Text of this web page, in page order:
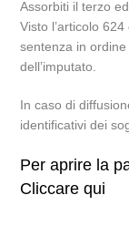
Assorbiti il terzo
Visto l’articolo
sentenza in ordine
dell’imputato.
In caso di
identificativi dei
Per aprire la
Cliccare qui